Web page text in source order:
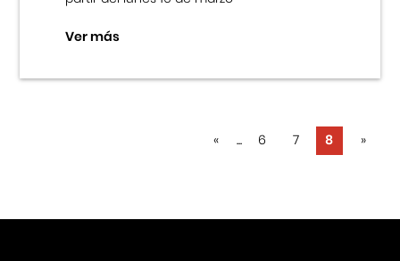
Ver más
« ... 6 7 8 »